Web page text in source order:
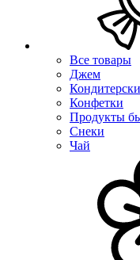
Все товары
Джем
Конфетки
Продукты
Снеки
Чай